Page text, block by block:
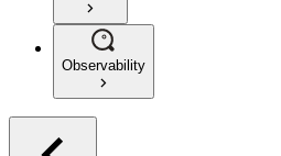
Observability